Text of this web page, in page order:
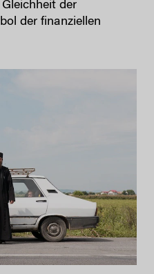
der
der finanziellen